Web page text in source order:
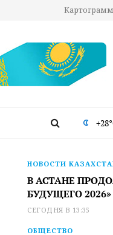
НОВОСТИ
В АСТАНЕ
БУДУЩЕГО 2026»
СЕГОДНЯ В 13:35
ОБЩЕСТВО